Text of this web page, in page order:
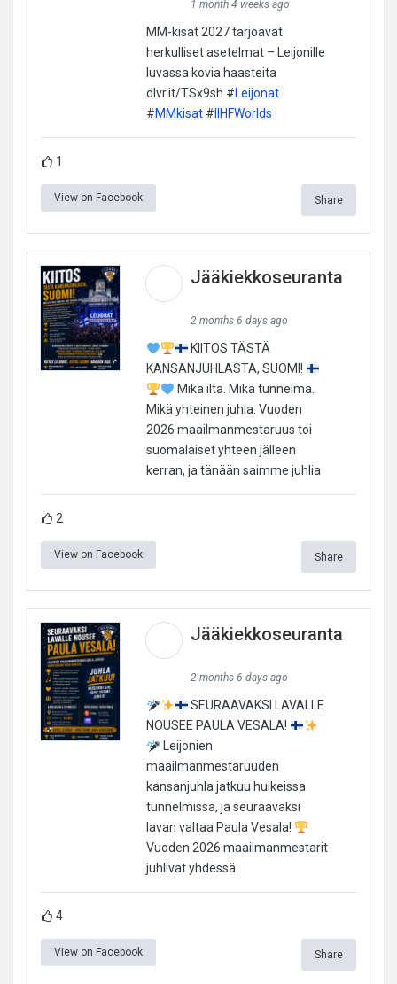
1 month 4 weeks ago
MM-kisat 2027 tarjoavat
herkulliset asetelmat – Leijonille
luvassa kovia haasteita
dlvr.it/TSx9sh #Leijonat
#MMkisat# IIHFWorlds
1
View on Facebook Share
Jääkiekkoseuranta
2 months 6 days ago
KIITOS TÄSTÄ
KANSANJUHLASTA, SUOMI!
Mikä ilta. Mikä tunnelma.
Mikä yhteinen juhla. Vuoden
2026 maailmanmestaruus toi
suomalaiset yhteen jälleen
kerran, ja tänään saimme juhlia
2
View on Facebook Share
Jääkiekkoseuranta
2 months 6 days ago
SEURAAVAKSI LAVALLE
NOUSEE PAULA VESALA!
Leijonien
maailmanmestaruuden
kansanjuhla jatkuu huikeissa
tunnelmissa, ja seuraavaksi
lavan valtaa Paula Vesala!
Vuoden 2026 maailmanmestarit
juhlivat yhdessä
4
View on Facebook Share